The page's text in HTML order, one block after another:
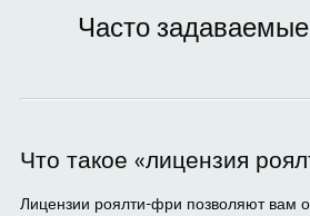
Часто
Что такое «лицензия
Лицензии роялти-фри позволяют вам